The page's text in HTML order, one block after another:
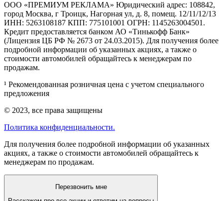
ООО «ПРЕМИУМ РЕКЛАМА» Юридический адрес: 108842,
город Москва, г Троицк, Нагорная ул, д. 8, помещ. 12/11/12/13
ИНН: 5263108187 КПП: 775101001 ОГРН: 1145263004501.
Кредит предоставляется банком АО «Тинькофф Банк»
(Лицензия ЦБ РФ № 2673 от 24.03.2015). Для получения более
подробной информации об указанных акциях, а также о
стоимости автомобилей обращайтесь к менеджерам по
продажам.
¹ Рекомендованная розничная цена с учетом специального
предложения
© 2023, все права защищены
Политика конфиденциальности.
Для получения более подробной информации об указанных
акциях, а также о стоимости автомобилей обращайтесь к
менеджерам по продажам.
Перезвонить мне